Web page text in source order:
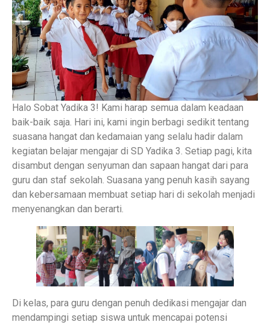
Halo Sobat Yadika 3! Kami harap semua dalam keadaan
baik-baik saja. Hari ini, kami ingin berbagi sedikit tentang
suasana hangat dan kedamaian yang selalu hadir dalam
kegiatan belajar mengajar di SD Yadika 3. Setiap pagi, kita
disambut dengan senyuman dan sapaan hangat dari para
guru dan staf sekolah. Suasana yang penuh kasih sayang
dan kebersamaan membuat setiap hari di sekolah menjadi
menyenangkan dan berarti.
Di kelas, para guru dengan penuh dedikasi mengajar dan
mendampingi setiap siswa untuk mencapai potensi